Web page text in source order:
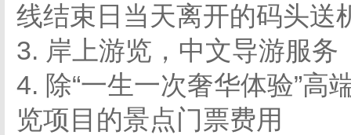
线结束日当天离开的码头送
3. 岸上游览，中文导游服务
4. 除“一生一次奢华体验”高
览项目的景点门票费用